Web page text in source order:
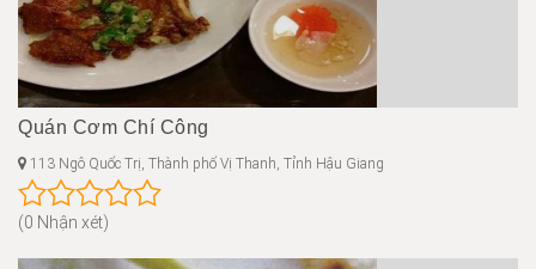
Quán Cơm Chí Công
113 Ngô Quốc Trị, Thành phố Vị Thanh, Tỉnh Hậu Giang
(0 Nhận xét)